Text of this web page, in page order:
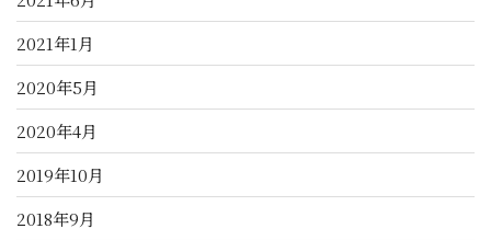
2021年1月
2020年5月
2020年4月
2019年10月
2018年9月